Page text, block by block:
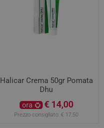
Halicar Crema 50gr Pomata
Dhu
ora € 14,00
Prezzo consigliato: € 17,50